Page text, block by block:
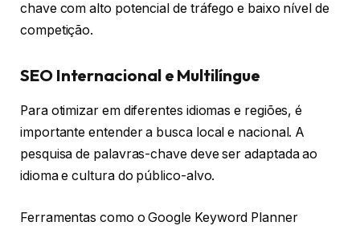
chave com alto potencial de tráfego e baixo nível de
competição.
SEO Internacional e Multilíngue
Para otimizar em diferentes idiomas e regiões, é
importante entender a busca local e nacional. A
pesquisa de palavras-chave deve ser adaptada ao
idioma e cultura do público-alvo.
Ferramentas como o Google Keyword Planner